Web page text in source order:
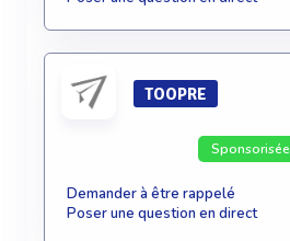
TOOPRE
Sponsorisée
Demander à être rappelé
Poser une question en direct